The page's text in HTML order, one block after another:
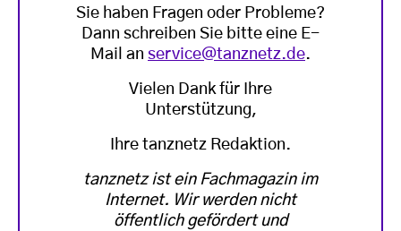
Sie haben Fragen oder Probleme?
Dann schreiben Sie bitte eine E-
Mail an service@tanznetz.de.
Vielen Dank für Ihre
Unterstützung,
Ihre tanznetz Redaktion.
tanznetz ist ein Fachmagazin im
Internet. Wir werden nicht
öffentlich gefördert und